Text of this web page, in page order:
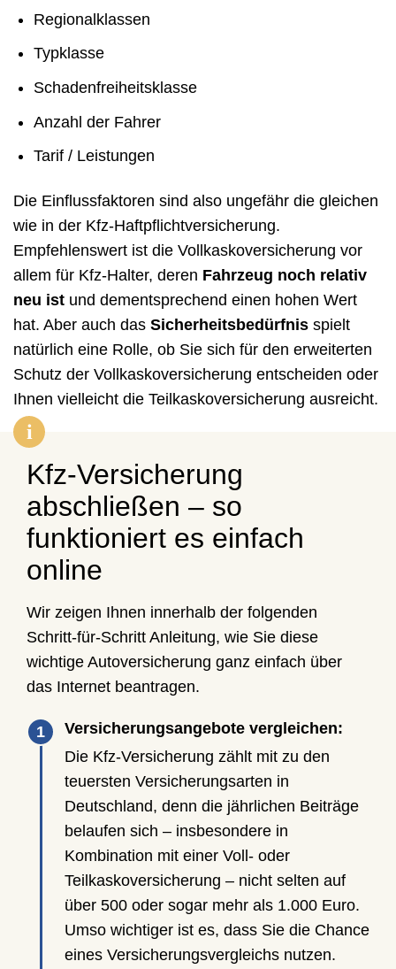
Regionalklassen
Typklasse
Schadenfreiheitsklasse
Anzahl der Fahrer
Tarif / Leistungen
Die Einflussfaktoren sind also ungefähr die gleichen
wie in der Kfz-Haftpflichtversicherung.
Empfehlenswert ist die Vollkaskoversicherung vor
allem für Kfz-Halter, deren Fahrzeug noch relativ
neu ist und dementsprechend einen hohen Wert
hat. Aber auch das Sicherheitsbedürfnis spielt
natürlich eine Rolle, ob Sie sich für den erweiterten
Schutz der Vollkaskoversicherung entscheiden oder
Ihnen vielleicht die Teilkaskoversicherung ausreicht.
Kfz-Versicherung
abschließen – so
funktioniert es einfach
online
Wir zeigen Ihnen innerhalb der folgenden
Schritt-für-Schritt Anleitung, wie Sie diese
wichtige Autoversicherung ganz einfach über
das Internet beantragen.
Versicherungsangebote vergleichen:
Die Kfz-Versicherung zählt mit zu den
teuersten Versicherungsarten in
Deutschland, denn die jährlichen Beiträge
belaufen sich – insbesondere in
Kombination mit einer Voll- oder
Teilkaskoversicherung – nicht selten auf
über 500 oder sogar mehr als 1.000 Euro.
Umso wichtiger ist es, dass Sie die Chance
eines Versicherungsvergleichs nutzen.